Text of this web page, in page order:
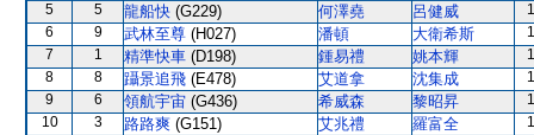
5
5 龍船快 (G229) 何澤堯 呂健威
6
9 武林至尊 (H027) 潘頓 大衛希斯
7
1 精準快車 (D198) 鍾易禮 姚本輝
8
8 躡景追飛 (E478) 艾道拿 沈集成
9
6 領航宇宙 (G436) 希威森 黎昭昇
10
3 路路爽 (G151) 艾兆禮 羅富全